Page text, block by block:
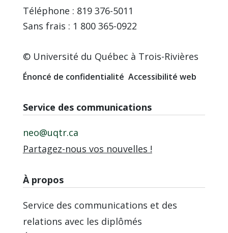
Téléphone : 819 376-5011
Sans frais : 1 800 365-0922
© Université du Québec à Trois-Rivières
Énoncé de confidentialité Accessibilité web
Service des communications
neo@uqtr.ca
Partagez-nous vos nouvelles !
À propos
Service des communications et des
relations avec les diplômés